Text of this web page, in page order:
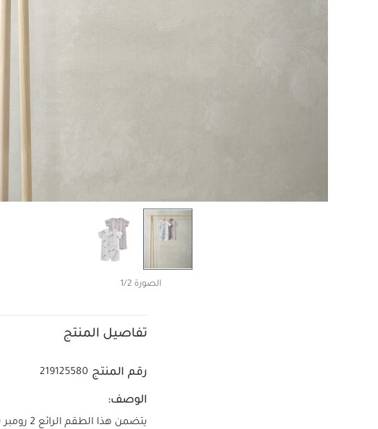
الصورة 1/2
تفاصيل المنتج
رقم المنتج 219125580
الوصف: